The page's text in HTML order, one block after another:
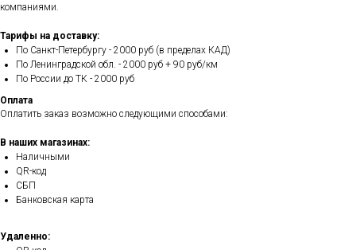
компаниями.
Тарифы на доставку:
По Санкт-Петербургу - 2000 руб (в пределах КАД)
По Ленинградской обл. - 2000 руб + 90 руб/км
По России до ТК - 2000 руб
Оплата
Оплатить заказ возможно следующими способами:
В наших магазинах:
Наличными
QR-код
СБП
Банковская карта
Удаленно: